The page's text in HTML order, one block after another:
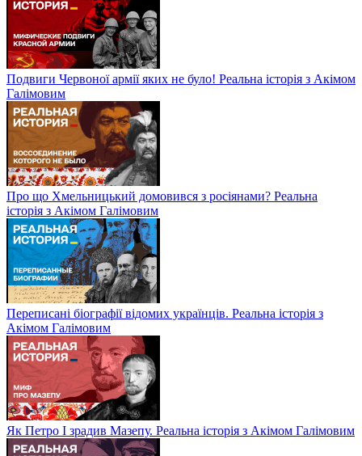
Подвиги Червоної армії яких не було! Реальна історія з Акімом
Галімовим
Про що Хмельницький домовився з росіянами? Реальна
історія з Акімом Галімовим
Переписані біографії відомих українців. Реальна історія з
Акімом Галімовим
Як Петро І зрадив Мазепу. Реальна історія з Акімом Галімовим